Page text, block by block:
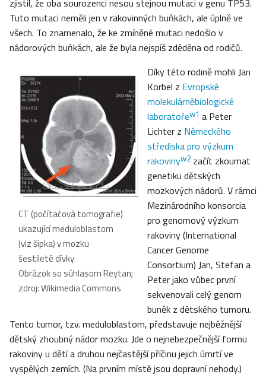
zjistil, že oba sourozenci nesou stejnou mutaci v genu TP53.
Tuto mutaci neměli jen v rakovinných buňkách, ale úplně ve
všech. To znamenalo, že ke zmíněné mutaci nedošlo v
nádorových buňkách, ale že byla nejspíš zděděna od rodičů.
CT (počítačová tomografie)
ukazující meduloblastom
(viz šipka) v mozku
šestileté dívky
Obrázok so súhlasom Reytan;
zdroj: Wikimedia Commons
Díky této rodině mohli Jan
Korbel z Evropské
molekulárněbiologické
laboratořew1 a Peter
Lichter z Německého
střediska pro výzkum
rakovinyw2začít zkoumat
genetiku dětských
mozkových nádorů. V rámci
Mezinárodního konsorcia
pro genomový výzkum
rakoviny (International
Cancer Genome
Consortium) Jan, Stefan a
Peter jako vůbec první
sekvenovali celý genom
buněk z dětského tumoru.
Tento tumor, tzv. meduloblastom, představuje nejběžnější
dětský zhoubný nádor mozku. Jde o nejnebezpečnější formu
rakoviny u dětí a druhou nejčastější příčinu jejich úmrtí ve
vyspělých zemích. (Na prvním místě jsou dopravní nehody.)